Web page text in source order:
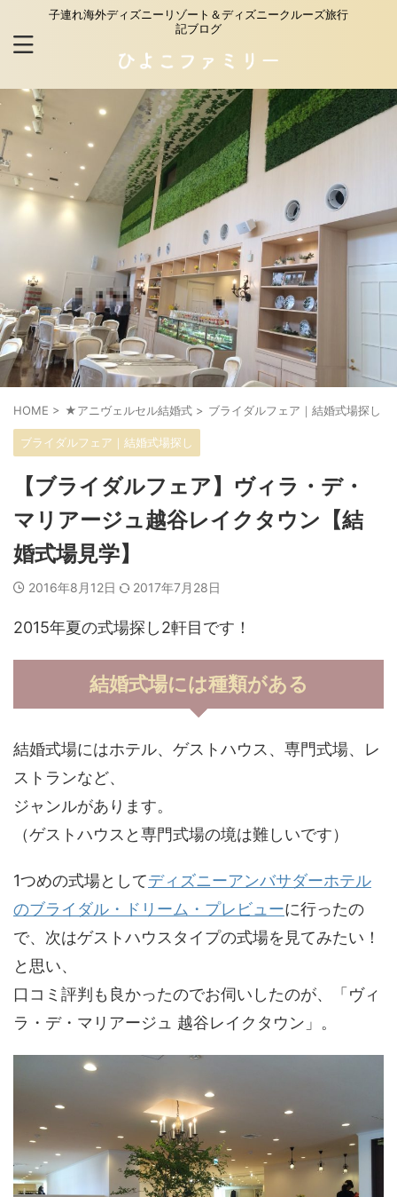
子連れ海外ディズニーリゾート＆ディズニークルーズ旅行
記ブログ
HOME > ★アニヴェルセル結婚式 > ブライダルフェア｜結婚式場探し
ブライダルフェア｜結婚式場探し
【ブライダルフェア】ヴィラ・デ・
マリアージュ越谷レイクタウン【結
婚式場見学】
2016年8月12日 2017年7月28日
2015年夏の式場探し2軒目です！
結婚式場には種類がある
結婚式場にはホテル、ゲストハウス、専門式場、レ
ストランなど、
ジャンルがあります。
（ゲストハウスと専門式場の境は難しいです）
1つめの式場としてディズニーアンバサダーホテル
のブライダル・ドリーム・プレビューに行ったの
で、次はゲストハウスタイプの式場を見てみたい！
と思い、
口コミ評判も良かったのでお伺いしたのが、「ヴィ
ラ・デ・マリアージュ 越谷レイクタウン」。